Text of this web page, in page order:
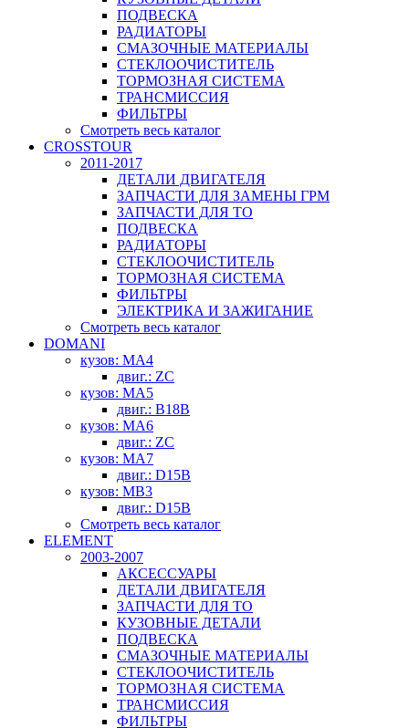
ПОДВЕСКА
РАДИАТОРЫ
СМАЗОЧНЫЕ МАТЕРИАЛЫ
СТЕКЛООЧИСТИТЕЛЬ
ТОРМОЗНАЯ СИСТЕМА
ТРАНСМИССИЯ
ФИЛЬТРЫ
Смотреть весь каталог
CROSSTOUR
2011-2017
ДЕТАЛИ ДВИГАТЕЛЯ
ЗАПЧАСТИ ДЛЯ ЗАМЕНЫ ГРМ
ЗАПЧАСТИ ДЛЯ ТО
ПОДВЕСКА
РАДИАТОРЫ
СТЕКЛООЧИСТИТЕЛЬ
ТОРМОЗНАЯ СИСТЕМА
ФИЛЬТРЫ
ЭЛЕКТРИКА И ЗАЖИГАНИЕ
Смотреть весь каталог
DOMANI
кузов: MA4
двиг.: ZC
кузов: MA5
двиг.: B18B
кузов: MA6
двиг.: ZC
кузов: MA7
двиг.: D15B
кузов: MB3
двиг.: D15B
Смотреть весь каталог
ELEMENT
2003-2007
АКСЕССУАРЫ
ДЕТАЛИ ДВИГАТЕЛЯ
ЗАПЧАСТИ ДЛЯ ТО
КУЗОВНЫЕ ДЕТАЛИ
ПОДВЕСКА
СМАЗОЧНЫЕ МАТЕРИАЛЫ
СТЕКЛООЧИСТИТЕЛЬ
ТОРМОЗНАЯ СИСТЕМА
ТРАНСМИССИЯ
ФИЛЬТРЫ